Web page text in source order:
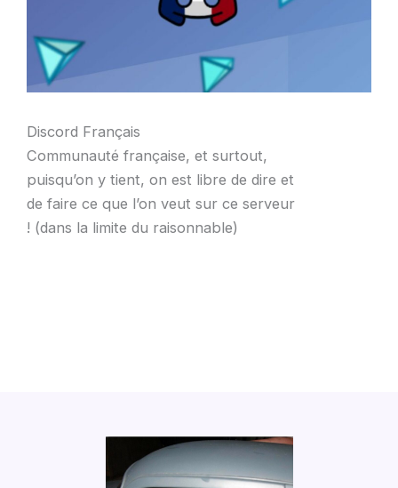
Discord Français
Communauté française, et surtout,
puisqu’on y tient, on est libre de dire et
de faire ce que l’on veut sur ce serveur
! (dans la limite du raisonnable)